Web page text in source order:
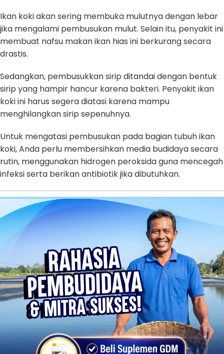
Ikan koki akan sering membuka mulutnya dengan lebar
jika mengalami pembusukan mulut. Selain itu, penyakit ini
membuat nafsu makan ikan hias ini berkurang secara
drastis.
Sedangkan, pembusukkan sirip ditandai dengan bentuk
sirip yang hampir hancur karena bakteri. Penyakit ikan
koki ini harus segera diatasi karena mampu
menghilangkan sirip sepenuhnya.
Untuk mengatasi pembusukan pada bagian tubuh ikan
koki, Anda perlu membersihkan media budidaya secara
rutin, menggunakan hidrogen peroksida guna mencegah
infeksi serta berikan antibiotik jika dibutuhkan.